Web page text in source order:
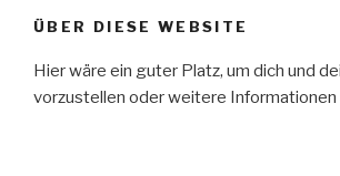
ÜBER DIESE WEBSITE
Hier wäre ein guter Platz, um dich und
vorzustellen oder weitere Informationen